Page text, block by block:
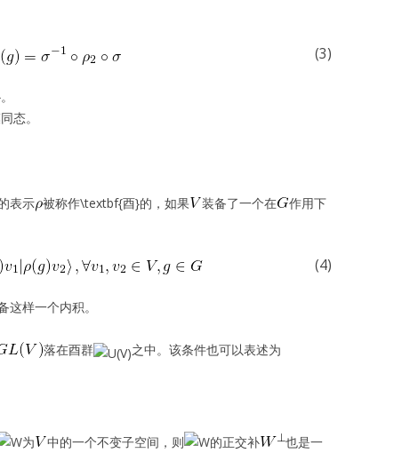
(3)
态。
表示 被称作\textbf{酉}的，如果 装备了一个在
作用下
(4)
这样一个内积。
落在酉群
之中。该条件也可以表述为
为 中的一个不变子空间，则 的正交补
也是一